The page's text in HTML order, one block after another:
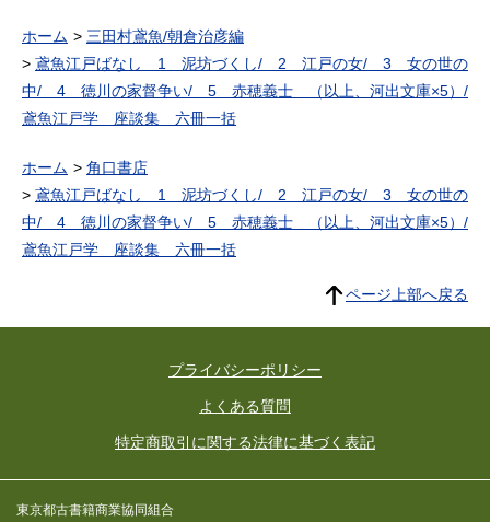
ホーム
三田村鳶魚/朝倉治彦編
鳶魚江戸ばなし 1 泥坊づくし/ 2 江戸の女/ 3 女の世の
中/ 4 徳川の家督争い/ 5 赤穂義士 （以上、河出文庫×5）/
鳶魚江戸学 座談集 六冊一括
ホーム
角口書店
鳶魚江戸ばなし 1 泥坊づくし/ 2 江戸の女/ 3 女の世の
中/ 4 徳川の家督争い/ 5 赤穂義士 （以上、河出文庫×5）/
鳶魚江戸学 座談集 六冊一括
ページ上部へ戻る
プライバシーポリシー
よくある質問
特定商取引に関する法律に基づく表記
東京都古書籍商業協同組合